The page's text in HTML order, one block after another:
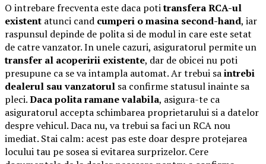
O intrebare frecventa este daca potitransfera RCA-ul
existent atunci cand cumperi o masina second-hand, iar
raspunsul depinde de polita si de modul in care este setat
de catre vanzator. In unele cazuri, asiguratorul permite un
transfer al acoperirii existente, dar de obicei nu poti
presupune ca se va intampla automat. Ar trebui saintrebi
dealerul sau vanzatorul sa confirme statusul inainte sa
pleci.Daca polita ramane valabila, asigura-te ca
asiguratorul accepta schimbarea proprietarului si a datelor
despre vehicul. Daca nu, va trebui sa faci un RCA nou
imediat. Stai calm: acest pas este doar despre protejarea
locului tau pe sosea si evitarea surprizelor. Cere